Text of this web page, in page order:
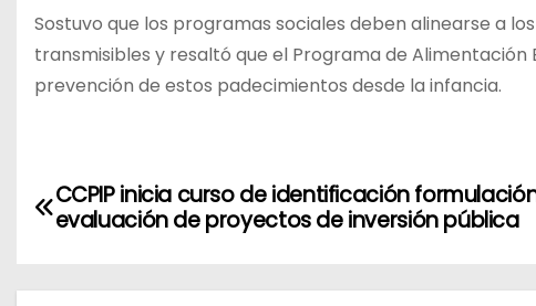
Sostuvo que los programas sociales deben alinearse a
transmisibles y resaltó que el Programa de
prevención de estos padecimientos desde la infancia.
N
v
CCPIP inicia curso de identificación
evaluación de proyectos de inversión pública